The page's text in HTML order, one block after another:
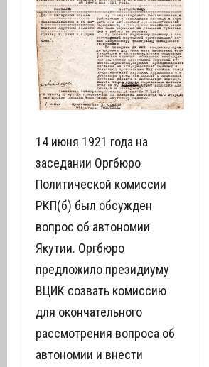
14 июня 1921 года на
заседании Оргбюро
Политической комиссии
РКП(б) был обсужден
вопрос об автономии
Якутии. Оргбюро
предложило президиуму
ВЦИК созвать комиссию
для окончательного
рассмотрения вопроса об
автономии и внести